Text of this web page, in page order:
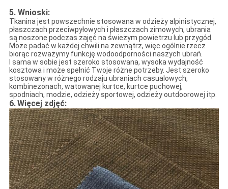
5. Wnioski:
Tkanina jest powszechnie stosowana w odzieży alpinistycznej,
płaszczach przeciwpyłowych i płaszczach zimowych, ubrania
są noszone podczas zajęć na świeżym powietrzu lub przygód.
Może padać w każdej chwili na zewnątrz, więc ogólnie rzecz
biorąc rozważymy funkcję wodoodporności naszych ubrań.
I sama w sobie jest szeroko stosowana, wysoka wydajność
kosztowa i może spełnić Twoje różne potrzeby. Jest szeroko
stosowany w różnego rodzaju ubraniach casualowych,
kombinezonach, watowanej kurtce, kurtce puchowej,
spodniach, modzie, odzieży sportowej, odzieży outdoorowej itp.
6.Więcej zdjęć: